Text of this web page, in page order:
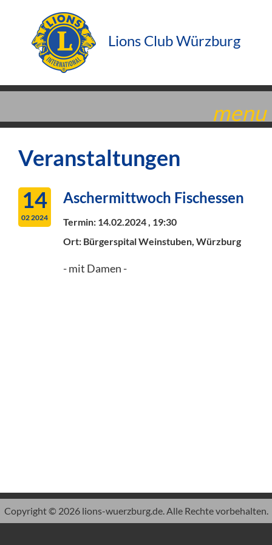
Lions Club Würzburg
menu
Veranstaltungen
14
02 2024
Aschermittwoch Fischessen
Termin: 14.02.2024 , 19:30
Ort: Bürgerspital Weinstuben, Würzburg
- mit Damen -
Copyright © 2026 lions-wuerzburg.de. Alle Rechte vorbehalten.